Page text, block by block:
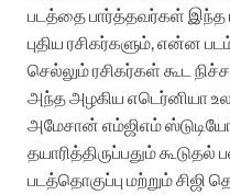
படத்தை பார்த்தவர்கள் இந்த
புதிய ரசிகர்களும், என்ன
செல்லும் ரசிகர்கள் கூட
அந்த அழகிய எடெர்னியா
அமேசான் எம்ஜிஎம்
தயாரித்திருப்பதும் கூடுதல்
படத்தொகுப்பு மற்றும்